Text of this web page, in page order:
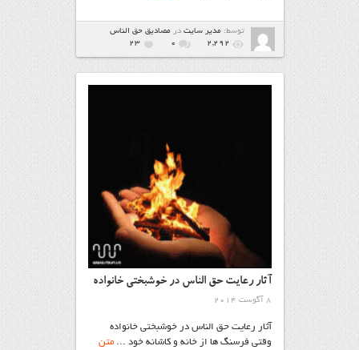
توسط: مدیر سایتدر مصاديق حق الناس
2,292
۰ 23
آثار رعایت حق الناس در خوشبختی خانواده
8 آگوست 2014
آثار رعایت حق الناس در خوشبختی خانواده
وقتی فرسنگ ها از خانه و کاشانه خود ...متن